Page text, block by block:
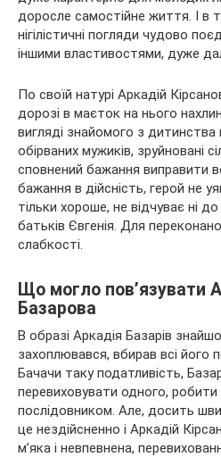
доросле самостійне життя. І в
нігілістичні погляди чудово
іншими властивостями, дуже
По своїй натурі Аркадій
дорозі в маєток на нього
вигляді знайомого з дитинства
обірваних мужиків, зруйновані
сповнений бажання виправити
бажання в дійсність, герой не
тільки хороше, не відчуває ні
батьків Євгенія. Для
слабкості.
Що могло пов’язувати
Базарова
В образі Аркадія Базарів
захоплювався, вбирав всі його
Бачачи таку податливість,
перевиховувати одного, робити
послідовником. Але, досить
це нездійсненно і Аркадій
м’яка і невпевнена,